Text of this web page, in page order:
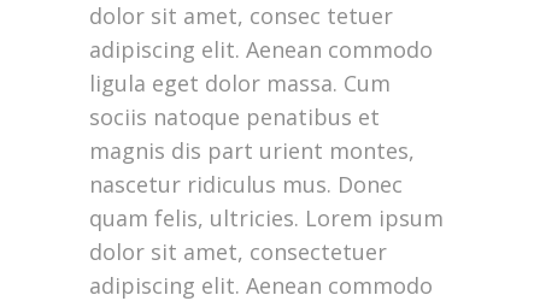
dolor sit amet, consec tetuer
adipiscing elit. Aenean commodo
ligula eget dolor massa. Cum
sociis natoque penatibus et
magnis dis part urient montes,
nascetur ridiculus mus. Donec
quam felis, ultricies. Lorem ipsum
dolor sit amet, consectetuer
adipiscing elit. Aenean commodo